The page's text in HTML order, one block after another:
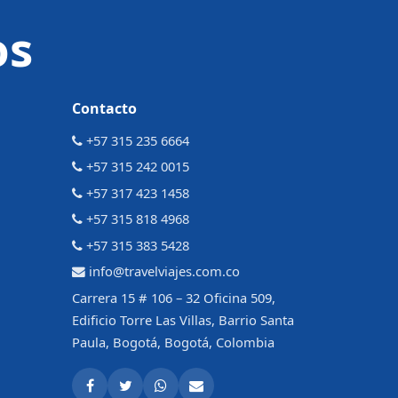
Contacto
+57 315 235 6664
+57 315 242 0015
+57 317 423 1458
+57 315 818 4968
+57 315 383 5428
info@travelviajes.com.co
Carrera 15 # 106 – 32 Oficina 509,
Edificio Torre Las Villas, Barrio Santa
Paula, Bogotá, Bogotá, Colombia